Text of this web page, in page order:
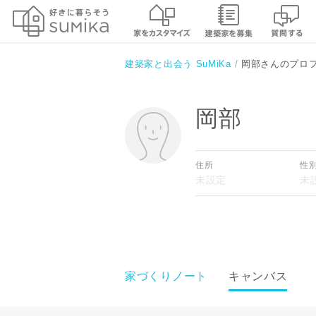
建築家と出会う SuMiKa 岡部さんのプロ
岡部
住所 性
家づくりノート キャンバス